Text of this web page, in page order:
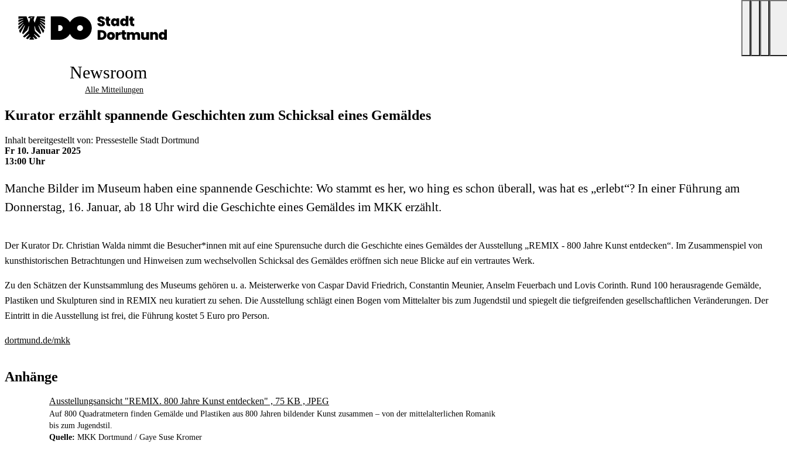
Newsroom
Alle Mitteilungen
Kurator erzählt spannende Geschichten zum Schicksal eines Gemäldes
Inhalt bereitgestellt von: Pressestelle Stadt Dortmund
Fr 10. Januar 2025
13:00 Uhr
Manche Bilder im Museum haben eine spannende Geschichte: Wo stammt es her, wo hing es schon überall, was hat es „erlebt“? In einer Führung am
Donnerstag, 16. Januar, ab 18 Uhr wird die Geschichte eines Gemäldes im MKK erzählt.
Der Kurator Dr. Christian Walda nimmt die Besucher*innen mit auf eine Spurensuche durch die Geschichte eines Gemäldes der Ausstellung „REMIX - 800 Jahre Kunst entdecken“. Im Zusammenspiel von
kunsthistorischen Betrachtungen und Hinweisen zum wechselvollen Schicksal des Gemäldes eröffnen sich neue Blicke auf ein vertrautes Werk.
Zu den Schätzen der Kunstsammlung des Museums gehören u. a. Meisterwerke von Caspar David Friedrich, Constantin Meunier, Anselm Feuerbach und Lovis Corinth. Rund 100 herausragende Gemälde,
Plastiken und Skulpturen sind in REMIX neu kuratiert zu sehen. Die Ausstellung schlägt einen Bogen vom Mittelalter bis zum Jugendstil und spiegelt die tiefgreifenden gesellschaftlichen Veränderungen. Der
Eintritt in die Ausstellung ist frei, die Führung kostet 5 Euro pro Person.
dortmund.de/mkk
Anhänge
Ausstellungsansicht "REMIX. 800 Jahre Kunst entdecken" , 75 KB , JPEG
Auf 800 Quadratmetern finden Gemälde und Plastiken aus 800 Jahren bildender Kunst zusammen – von der mittelalterlichen Romanik
bis zum Jugendstil.
Quelle: MKK Dortmund / Gaye Suse Kromer